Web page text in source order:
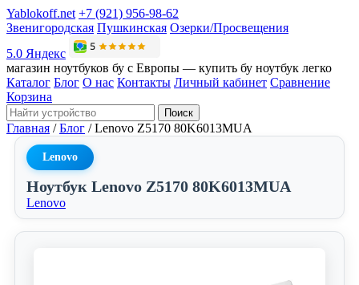
Yablokoff.net +7 (921) 956-98-62
Звенигородская Пушкинская Озерки/Просвещения
5.0 Яндекс
магазин ноутбуков бу с Европы — купить бу ноутбук легко
Каталог Блог О нас Контакты Личный кабинет Сравнение
Корзина
Поиск
Главная / Блог / Lenovo Z5170 80K6013MUA
Lenovo
Ноутбук Lenovo Z5170 80K6013MUA
Lenovo